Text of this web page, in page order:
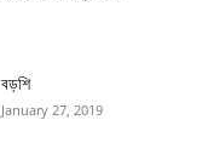
বড়শি
January 27, 2019